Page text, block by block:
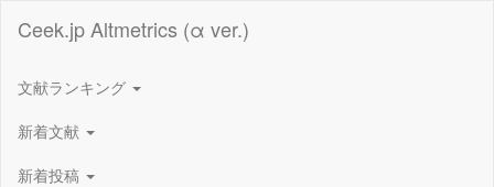
Ceek.jp Altmetrics (α ver.)
文献ランキング
新着文献
新着投稿